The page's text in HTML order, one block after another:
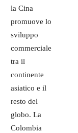
la Cina
promuove lo
sviluppo
commerciale
tra il
continente
asiatico e il
resto del
globo. La
Colombia